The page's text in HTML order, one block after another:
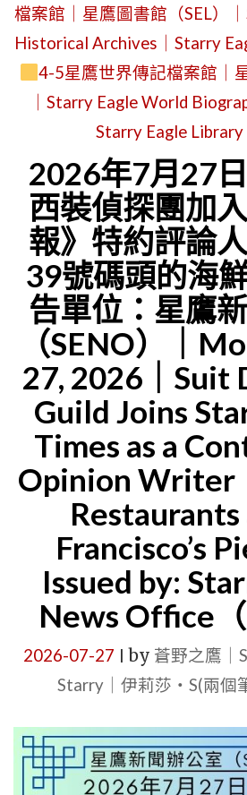
檔案館｜星鷹圖書館（SEL）
Historical Archives｜Starry
4-5星鷹世界傳記檔案館｜
｜Starry Eagle World
Starry Eagle Library
2026年7月27日
西裝偵探團加
報》特約評論
39號碼頭的海
告單位：星鷹
（SENO）｜
27, 2026｜Suit
Guild Joins
Times as a
Opinion Writer
Restaurants
Francisco’s
Issued by:
News Office（
2026-07-27 by 蒼野之鷹｜
Starry｜伊莉莎・S(兩個